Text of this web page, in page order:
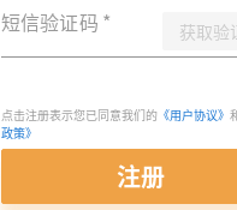
短信验证码 * 获取验
点击注册表示您已同意我们的 《用户协议》
政策》
注册